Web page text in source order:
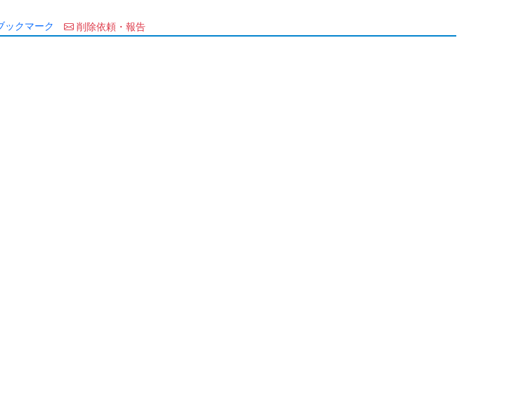
ックマーク 削除依頼・報告